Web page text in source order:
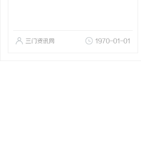
三门资讯网 1970-01-01